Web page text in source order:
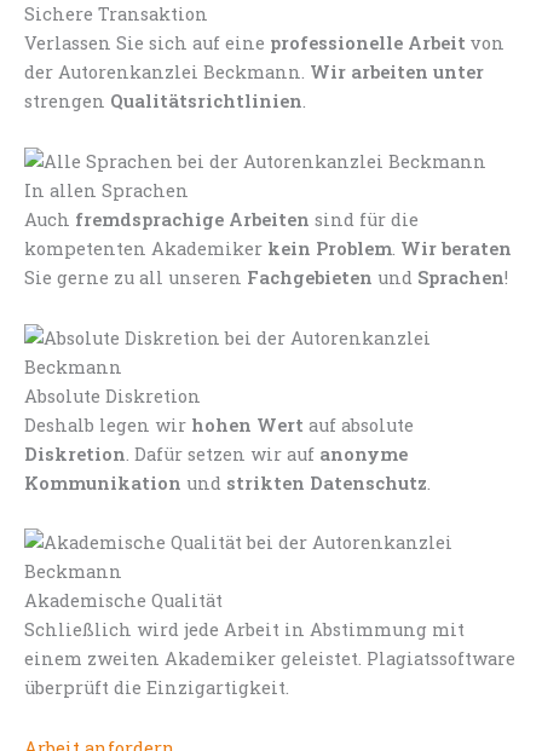
Sichere Transaktion
Verlassen Sie sich auf eine professionelle Arbeit von
der Autorenkanzlei Beckmann. Wir arbeiten unter
strengen Qualitätsrichtlinien
In allen Sprachen
Auch fremdsprachige Arbeiten sind für die
kompetenten Akademiker kein Problem. Wir beraten
Sie gerne zu all unseren Fachgebieten und Sprachen!
Absolute Diskretion
Deshalb legen wir hohen Wert auf absolute
Diskretion . Dafür setzen wir auf anonyme
Kommunikation und strikten Datenschutz
Akademische Qualität
Schließlich wird jede Arbeit in Abstimmung mit
einem zweiten Akademiker geleistet. Plagiatssoftware
überprüft die Einzigartigkeit.